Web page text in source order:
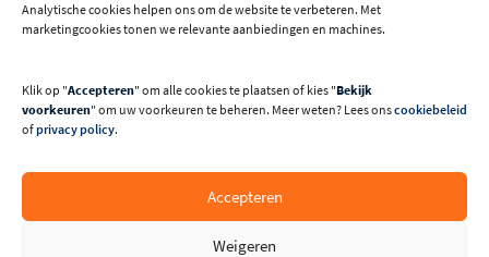
Analytische cookies helpen ons om de website te verbeteren. Met
marketingcookies tonen we relevante aanbiedingen en machines.
Klik op "Accepteren" om alle cookies te plaatsen of kies "Bekijk
voorkeuren" om uw voorkeuren te beheren. Meer weten? Lees onscookiebeleid
ofprivacy policy.
Accepteren
Weigeren
Technische specificaties
Lengte roltafel (mm)
Maximale zaaghoogte (mm)